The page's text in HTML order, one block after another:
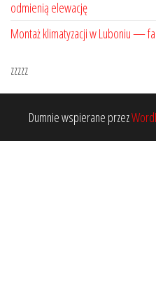
odmienią elewację
Montaż klimatyzacji w Luboniu —
zzzzz
Dumnie wspierane przez